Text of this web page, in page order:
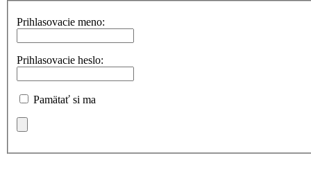
Prihlasovacie meno:
Prihlasovacie heslo:
Pamätať si ma